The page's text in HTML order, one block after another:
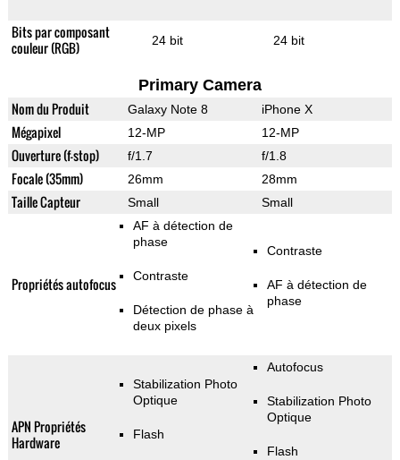
Bits par composant
couleur (RGB)
24 bit 24 bit
Primary Camera
Nom du Produit Galaxy Note 8 iPhone X
Mégapixel 12-MP 12-MP
Ouverture (f-stop) f/1.7 f/1.8
Focale (35mm) 26mm 28mm
Taille Capteur Small Small
Propriétés autofocus
AF à détection de
phase
Contraste
Détection de phase à
deux pixels
Contraste
AF à détection de
phase
APN Propriétés
Hardware
Stabilization Photo
Optique
Flash
Autofocus
Stabilization Photo
Optique
Flash